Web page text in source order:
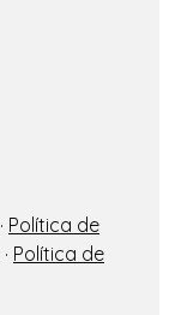
· Política de
· Política de